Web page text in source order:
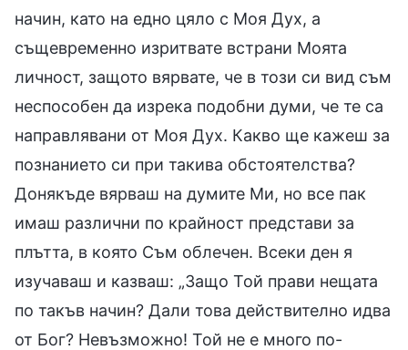
начин, като на едно цяло с Моя Дух, а
същевременно изритвате встрани Моята
личност, защото вярвате, че в този си вид съм
неспособен да изрека подобни думи, че те са
направлявани от Моя Дух. Какво ще кажеш за
познанието си при такива обстоятелства?
Донякъде вярваш на думите Ми, но все пак
имаш различни по крайност представи за
плътта, в която Съм облечен. Всеки ден я
изучаваш и казваш: „Защо Той прави нещата
по такъв начин? Дали това действително идва
от Бог? Невъзможно! Той не е много по-